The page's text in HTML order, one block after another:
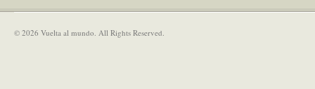
© 2026 Vuelta al mundo. All Rights Reserved.